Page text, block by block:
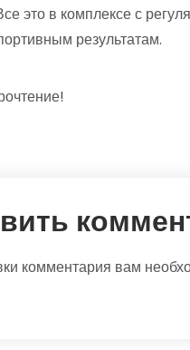
это в комплексе с
результатам.
комментария вам